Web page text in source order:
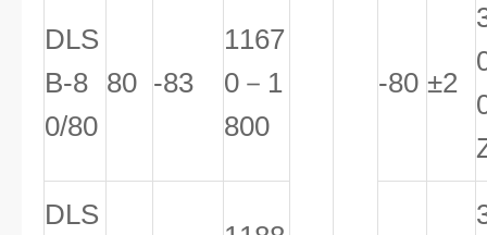
DLS
B-8
0/80
80 -83
1167
0－1
800
-80 ±2
DLS